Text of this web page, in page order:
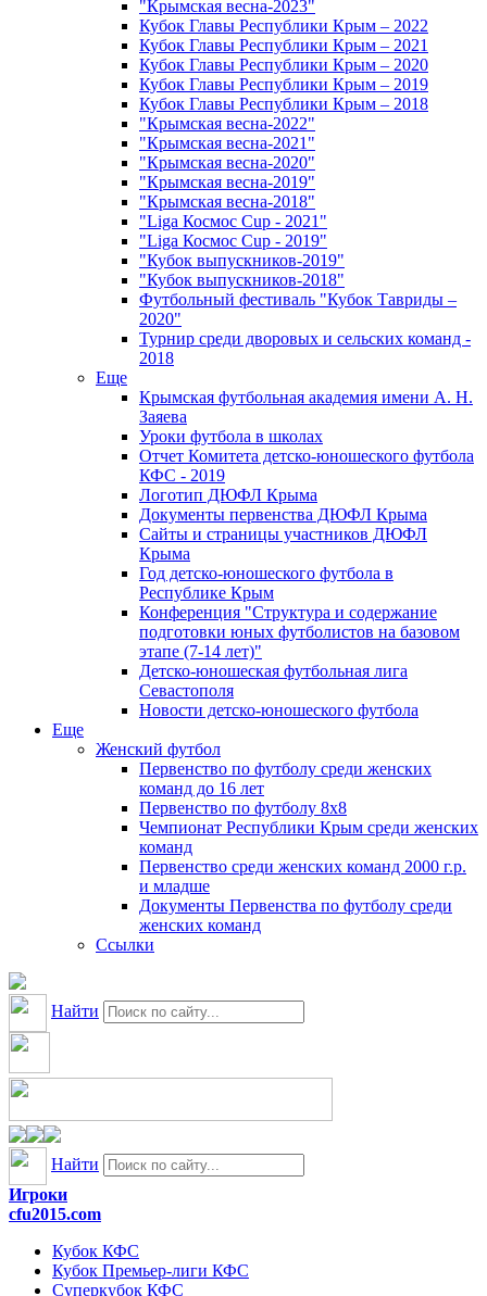
"Крымская весна-2023"
Кубок Главы Республики Крым – 2022
Кубок Главы Республики Крым – 2021
Кубок Главы Республики Крым – 2020
Кубок Главы Республики Крым – 2019
Кубок Главы Республики Крым – 2018
"Крымская весна-2022"
"Крымская весна-2021"
"Крымская весна-2020"
"Крымская весна-2019"
"Крымская весна-2018"
"Liga Космос Cup - 2021"
"Liga Космос Cup - 2019"
"Кубок выпускников-2019"
"Кубок выпускников-2018"
Футбольный фестиваль "Кубок Тавриды –
2020"
Турнир среди дворовых и сельских команд -
2018
Еще
Крымская футбольная академия имени А. Н.
Заяева
Уроки футбола в школах
Отчет Комитета детско-юношеского футбола
КФС - 2019
Логотип ДЮФЛ Крыма
Документы первенства ДЮФЛ Крыма
Сайты и страницы участников ДЮФЛ
Крыма
Год детско-юношеского футбола в
Республике Крым
Конференция "Структура и содержание
подготовки юных футболистов на базовом
этапе (7-14 лет)"
Детско-юношеская футбольная лига
Севастополя
Новости детско-юношеского футбола
Еще
Женский футбол
Первенство по футболу среди женских
команд до 16 лет
Первенство по футболу 8х8
Чемпионат Республики Крым среди женских
команд
Первенство среди женских команд 2000 г.р.
и младше
Документы Первенства по футболу среди
женских команд
Ссылки
Найти
Найти
Игроки
cfu2015.com
Кубок КФС
Кубок Премьер-лиги КФС
Суперкубок КФС